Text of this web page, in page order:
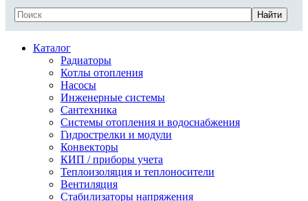
Найти
Каталог
Радиаторы
Котлы отопления
Насосы
Инженерные системы
Сантехника
Системы отопления и водоснабжения
Гидрострелки и модули
Конвекторы
КИП / приборы учета
Теплоизоляция и теплоносители
Вентиляция
Стабилизаторы напряжения